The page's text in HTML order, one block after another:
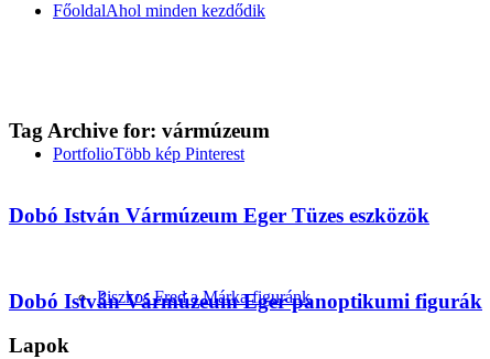
FőoldalAhol minden kezdődik
PortfolioTöbb kép Pinterest
Piszkos Fred a Márka figuránk
Tag Archive for: vármúzeum
Dobó István Vármúzeum Eger Tüzes eszközök
Dobó István Vármúzeum Eger panoptikumi figurák
Lapok